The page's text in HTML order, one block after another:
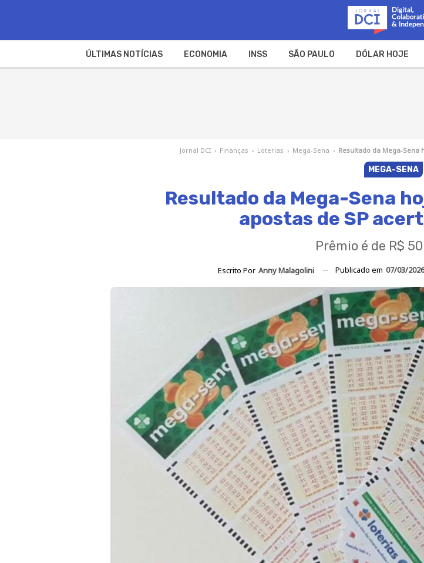
ÚLTIMAS NOTÍCIAS ECONOMIA INSS SÃO PAULO DÓLAR HOJE
Jornal DCI › Finanças › Loterias › Mega-Sena › Resultado da Mega-Sena
MEGA-SENA
Resultado da Mega-Sena
apostas de SP
Prêmio é de R$
Escrito Por Anny Malagolini Publicado em 07/03/